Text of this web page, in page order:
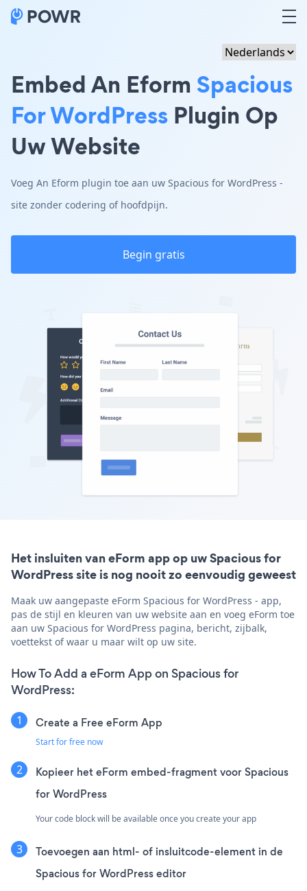
Embed An Eform Spacious
For WordPress Plugin Op
Uw Website
Voeg An Eform plugin toe aan uw Spacious for WordPress -
site zonder codering of hoofdpijn.
Begin gratis
Het insluiten van eForm app op uw Spacious for
WordPress site is nog nooit zo eenvoudig geweest
Maak uw aangepaste eForm Spacious for WordPress - app,
pas de stijl en kleuren van uw website aan en voeg eForm toe
aan uw Spacious for WordPress pagina, bericht, zijbalk,
voettekst of waar u maar wilt op uw site.
How To Add a eForm App on Spacious for
WordPress:
Create a Free eForm App
Start for free now
Kopieer het eForm embed-fragment voor Spacious
for WordPress
Your code block will be available once you create your app
Toevoegen aan html- of insluitcode-element in de
Spacious for WordPress editor